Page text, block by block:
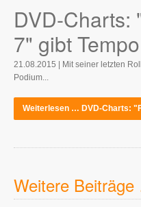
DVD-Charts:
7" gibt
21.08.2015 | Mit seiner letzten
Podium...
Weiterlesen … DVD-Charts:
Weitere